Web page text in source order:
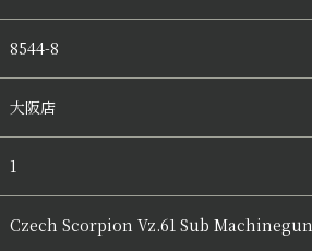
8544-8
大阪店
1
Czech Scorpion Vz.61 Sub Machinegun